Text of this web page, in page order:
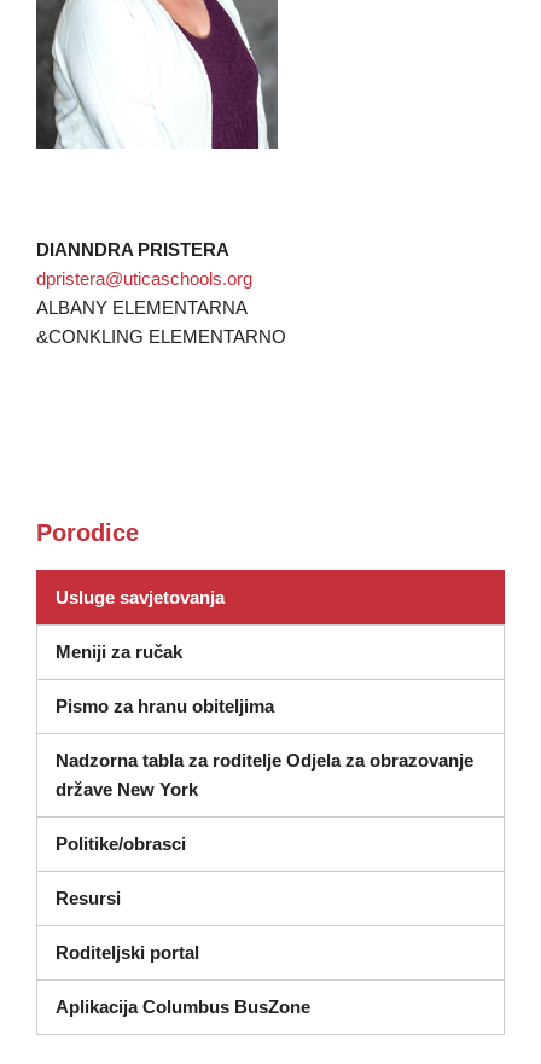
DIANNDRA PRISTERA
dpristera@uticaschools.org
ALBANY ELEMENTARNA
&CONKLING ELEMENTARNO
Porodice
Usluge savjetovanja(otvara se u novom prozoru)
Meniji za ručak
Pismo za hranu obiteljima
Nadzorna tabla za roditelje Odjela za obrazovanje
države New York(otvara se u novom prozoru)
Politike/obrasci
Resursi
Roditeljski portal
Aplikacija Columbus BusZone